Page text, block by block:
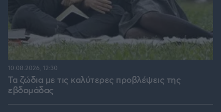
Τα ζώδια με τις καλύτερες προβλέψεις της
εβδομάδας
10.08.2026, 12:30